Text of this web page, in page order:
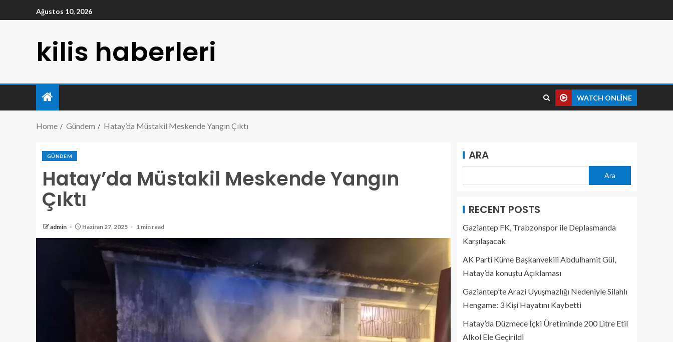
Ağustos 10, 2026
kilis haberleri
WATCH ONLINE
Home Gündem Hatay’da Müstakil Meskende Yangın Çıktı
GÜNDEM
Hatay’da Müstakil Meskende Yangın
Çıktı
admin Haziran 27, 2025 1 min read
ARA
Ara
RECENT POSTS
Gaziantep FK, Trabzonspor ile Deplasmanda
Karşılaşacak
AK Parti Küme Başkanvekili Abdulhamit Gül,
Hatay’da konuştu Açıklaması
Gaziantep’te Arazi Uyuşmazlığı Nedeniyle Silahlı
Hengame: 3 Kişi Hayatını Kaybetti
Hatay’da Düzmece İçki Üretiminde 200 Litre Etil
Alkol Ele Geçirildi